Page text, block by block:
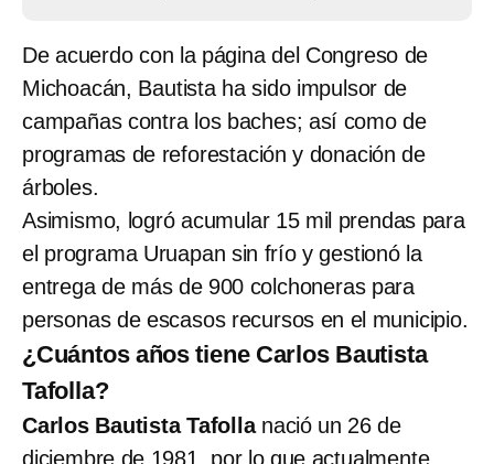
De acuerdo con la página del Congreso de
Michoacán, Bautista ha sido impulsor de
campañas contra los baches; así como de
programas de reforestación y donación de
árboles.
Asimismo, logró acumular 15 mil prendas para
el programa Uruapan sin frío y gestionó la
entrega de más de 900 colchoneras para
personas de escasos recursos en el municipio.
¿Cuántos años tiene Carlos Bautista
Tafolla?
Carlos Bautista Tafollanació un 26 de
diciembre de 1981, por lo que actualmente